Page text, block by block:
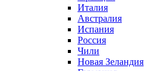
Италия
Австралия
Испания
Россия
Чили
Новая Зеландия